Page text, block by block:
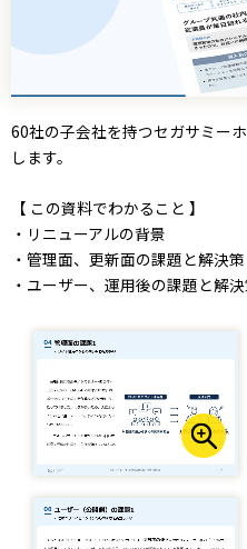
60社の子会社を持つセガサミー
します。
【 この資料でわかること 】
・リニューアルの背景
・管理面、更新面の課題と解決策
・ユーザー、運用後の課題と解